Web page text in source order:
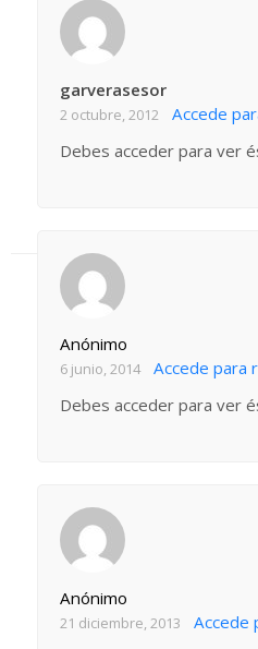
garverasesor
2 octubre, 2012
Accede
Debes acceder para ver
Anónimo
6 junio, 2014
Accede para
Debes acceder para ver
Anónimo
21 diciembre, 2013
Accede